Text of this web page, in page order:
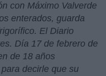
con Máximo Valverde
enterados, guarda
El Diario
Día 17 de febrero de
de 18 años
decirle que su